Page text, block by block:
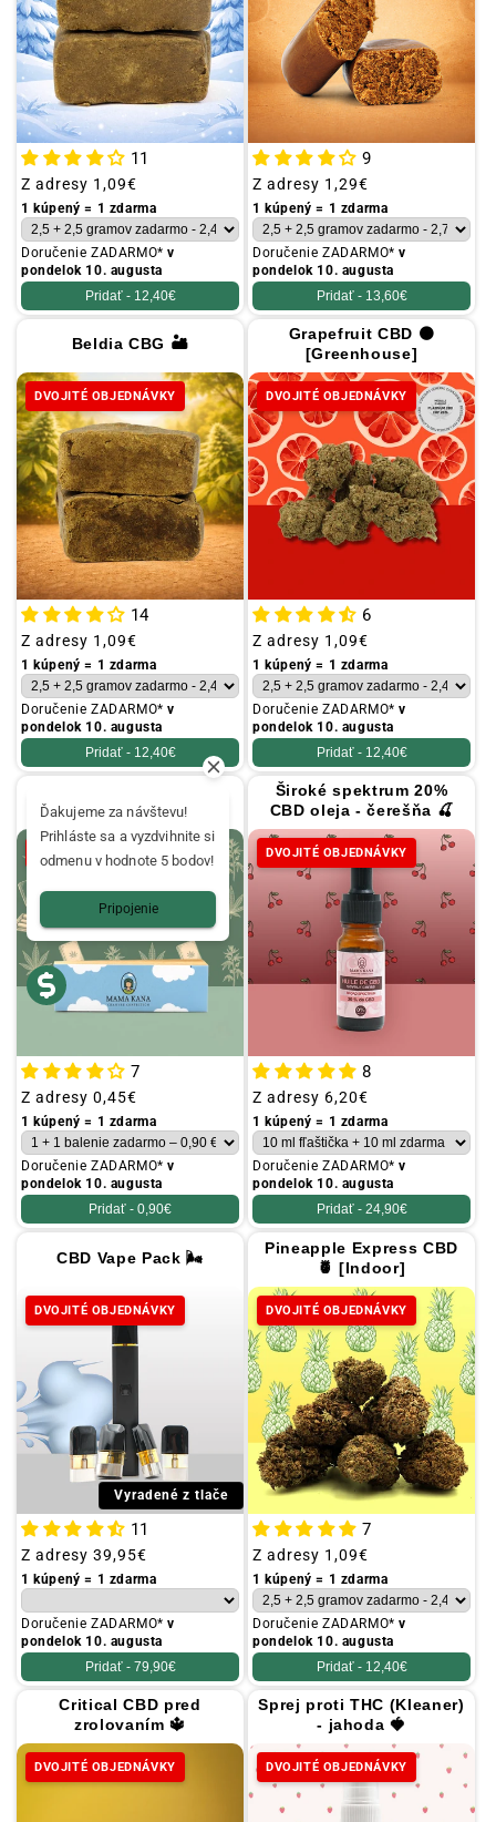
11
Obvyklá
cena
Z adresy 1,09€
1 kúpený = 1 zdarma
Doručenie ZADARMO*v
pondelok 10. augusta
Pridať - 12,40€
9
Obvyklá
cena
Z adresy 1,29€
1 kúpený = 1 zdarma
Doručenie ZADARMO*v
pondelok 10. augusta
Pridať - 13,60€
Beldia CBG 🏜️
DVOJITÉ OBJEDNÁVKY
14
Obvyklá
cena
Z adresy 1,09€
1 kúpený = 1 zdarma
Doručenie ZADARMO*v
pondelok 10. augusta
Pridať - 12,40€
Grapefruit CBD 🟠
[Greenhouse]
DVOJITÉ OBJEDNÁVKY
6
Obvyklá
cena
Z adresy 1,09€
1 kúpený = 1 zdarma
Doručenie ZADARMO*v
pondelok 10. augusta
Pridať - 12,40€
DVOJITÉ OBJEDNÁVKY
7
Obvyklá
cena
Z adresy 0,45€
1 kúpený = 1 zdarma
Doručenie ZADARMO*v
pondelok 10. augusta
Pridať - 0,90€
Široké spektrum 20%
CBD oleja - čerešňa 🍒
DVOJITÉ OBJEDNÁVKY
8
Obvyklá
cena
Z adresy 6,20€
1 kúpený = 1 zdarma
Doručenie ZADARMO*v
pondelok 10. augusta
Pridať - 24,90€
CBD Vape Pack 🌬️
DVOJITÉ OBJEDNÁVKY
Vyradené z tlače
11
Obvyklá
cena
Z adresy 39,95€
1 kúpený = 1 zdarma
Doručenie ZADARMO*v
pondelok 10. augusta
Pridať - 79,90€
Pineapple Express CBD
🍍 [Indoor]
DVOJITÉ OBJEDNÁVKY
7
Obvyklá
cena
Z adresy 1,09€
1 kúpený = 1 zdarma
Doručenie ZADARMO*v
pondelok 10. augusta
Pridať - 12,40€
Critical CBD pred
zrolovaním 🔱
DVOJITÉ OBJEDNÁVKY
Sprej proti THC (Kleaner)
- jahoda 🍓
DVOJITÉ OBJEDNÁVKY
Ďakujeme za návštevu!
Prihláste sa a vyzdvihnite si
odmenu v hodnote 5 bodov!
Pripojenie